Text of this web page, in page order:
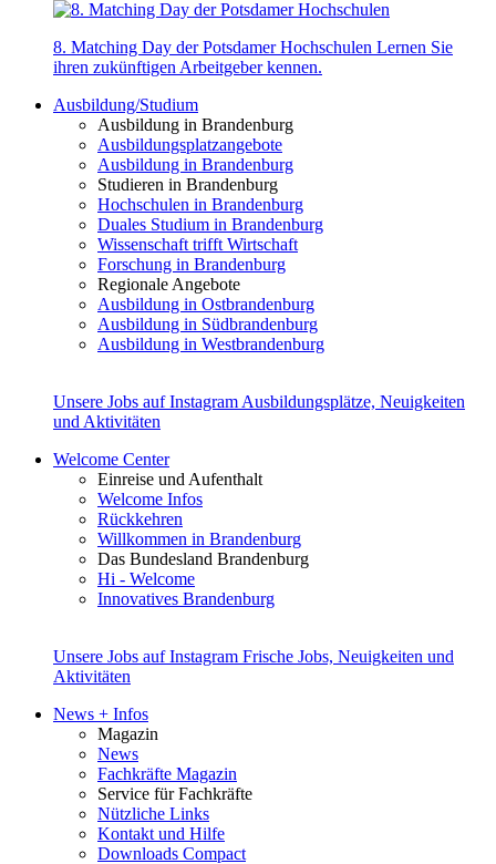
8. Matching Day der Potsdamer Hochschulen Lernen Sie
ihren zukünftigen Arbeitgeber kennen.
Ausbildung/Studium
Ausbildung in Brandenburg
Ausbildungsplatzangebote
Ausbildung in Brandenburg
Studieren in Brandenburg
Hochschulen in Brandenburg
Duales Studium in Brandenburg
Wissenschaft trifft Wirtschaft
Forschung in Brandenburg
Regionale Angebote
Ausbildung in Ostbrandenburg
Ausbildung in Südbrandenburg
Ausbildung in Westbrandenburg
Unsere Jobs auf Instagram Ausbildungsplätze, Neuigkeiten
und Aktivitäten
Welcome Center
Einreise und Aufenthalt
Welcome Infos
Rückkehren
Willkommen in Brandenburg
Das Bundesland Brandenburg
Hi - Welcome
Innovatives Brandenburg
Unsere Jobs auf Instagram Frische Jobs, Neuigkeiten und
Aktivitäten
News + Infos
Magazin
News
Fachkräfte Magazin
Service für Fachkräfte
Nützliche Links
Kontakt und Hilfe
Downloads Compact